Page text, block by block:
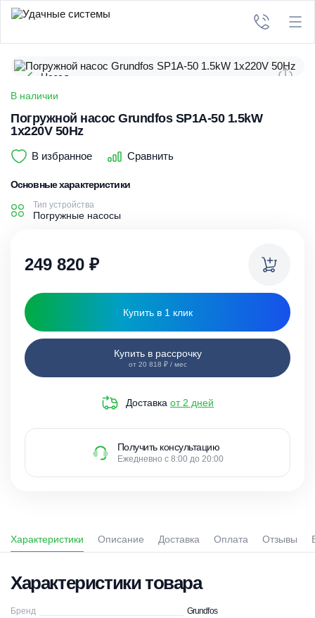
Назад
В наличии
Погружной насос Grundfos SP1A-50 1.5kW
1x220V 50Hz
В избранное Сравнить
Основные характеристики
Тип устройства
Погружные насосы
249 820 ₽
Купить в 1 клик
Купить в рассрочку
от 20 818 ₽ / мес
Доставка от 2 дней
Получить консультацию
Ежедневно с 8:00 до 20:00
Характеристики Описание Доставка Оплата Отзывы
Характеристики товара
Бренд Grundfos